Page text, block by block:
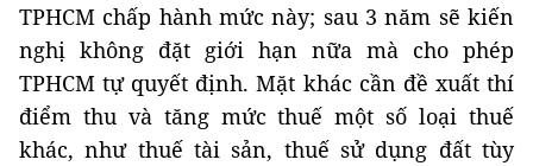
TPHCM chấp hành mức này; sau 3 năm sẽ kiến
nghị không đặt giới hạn nữa mà cho phép
TPHCM tự quyết định. Mặt khác cần đề xuất thí
điểm thu và tăng mức thuế một số loại thuế
khác, như thuế tài sản, thuế sử dụng đất tùy